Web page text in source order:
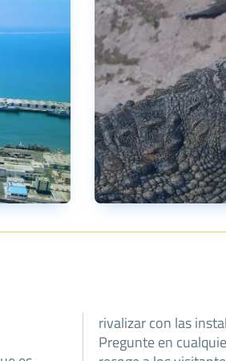
rivalizar con las
Pregunte en